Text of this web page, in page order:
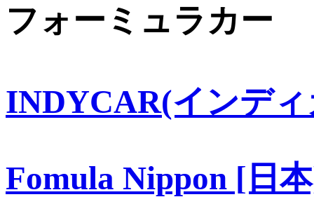
フォーミュラカー
INDYCAR(インデ
Fomula Nippon [日